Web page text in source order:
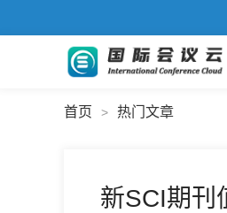
首页 > 热门文章
新SCI期刊